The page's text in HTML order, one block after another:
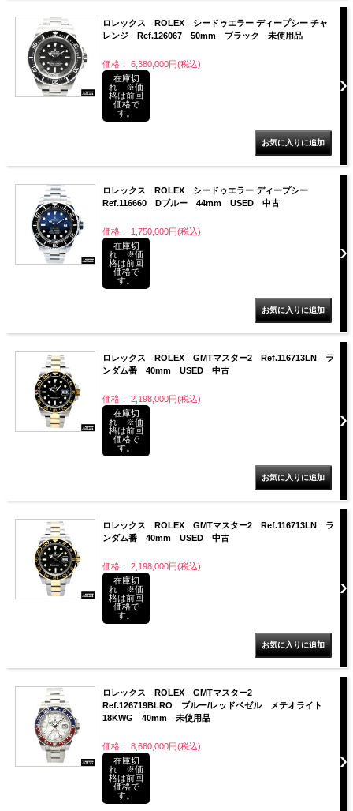
ロレックス ROLEX シードゥエラー ディープシー チャ
レンジ Ref.126067 50mm ブラック 未使用品
価格： 6,380,000円(税込)
在庫切
れ ※価
格は前回
価格で
す。
ロレックス ROLEX シードゥエラー ディープシー
Ref.116660 Dブルー 44mm USED 中古
価格： 1,750,000円(税込)
在庫切
れ ※価
格は前回
価格で
す。
ロレックス ROLEX GMTマスター2 Ref.116713LN ラ
ンダム番 40mm USED 中古
価格： 2,198,000円(税込)
在庫切
れ ※価
格は前回
価格で
す。
ロレックス ROLEX GMTマスター2 Ref.116713LN ラ
ンダム番 40mm USED 中古
価格： 2,198,000円(税込)
在庫切
れ ※価
格は前回
価格で
す。
ロレックス ROLEX GMTマスター2
Ref.126719BLRO ブルー/レッドベゼル メテオライト
18KWG 40mm 未使用品
価格： 8,680,000円(税込)
在庫切
れ ※価
格は前回
価格で
す。